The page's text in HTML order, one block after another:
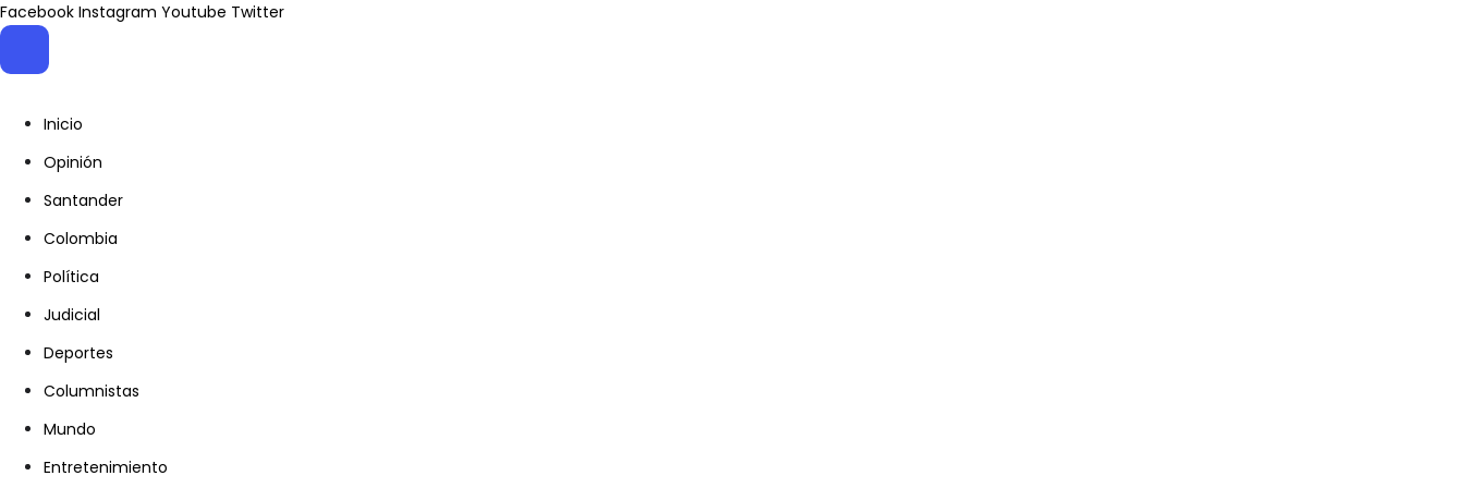
Facebook Instagram Youtube Twitter
Inicio
Opinión
Santander
Colombia
Política
Judicial
Deportes
Columnistas
Mundo
Entretenimiento